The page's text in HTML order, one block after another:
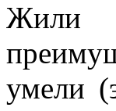
Жили
умели